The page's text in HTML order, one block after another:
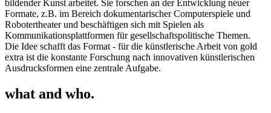
bildender Kunst arbeitet. Sie forschen an der Entwicklung neuer
Formate, z.B. im Bereich dokumentarischer Computerspiele und
Robotertheater und beschäftigen sich mit Spielen als
Kommunikationsplattformen für gesellschaftspolitische Themen.
Die Idee schafft das Format - für die künstlerische Arbeit von gold
extra ist die konstante Forschung nach innovativen künstlerischen
Ausdrucksformen eine zentrale Aufgabe.
what and who.